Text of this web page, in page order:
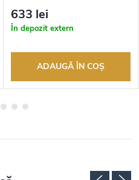
Până la 100 de zile pentru
returnarea bunurilor. Vânzător
autorizat
633 lei
În depozit extern
ADAUGĂ ÎN COŞ